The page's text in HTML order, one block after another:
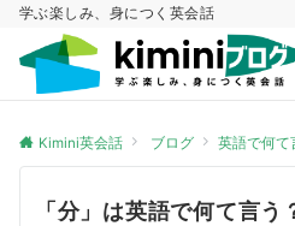
学ぶ楽しみ、身につく英会話
Kimini英会話 ブログ 英語で何て
「分」は英語で何て言